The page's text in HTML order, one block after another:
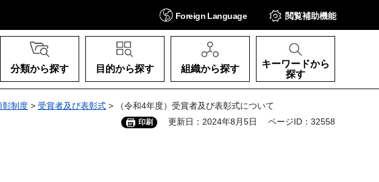
Foreign Language 閲覧補助機能
分類から探す 目的から探す 組織から探す
キーワードから
探す
彰制度 > 受賞者及び表彰式 > （令和4年度）受賞者及び表彰式について
印刷 更新日：2024年8月5日 ページID：32558